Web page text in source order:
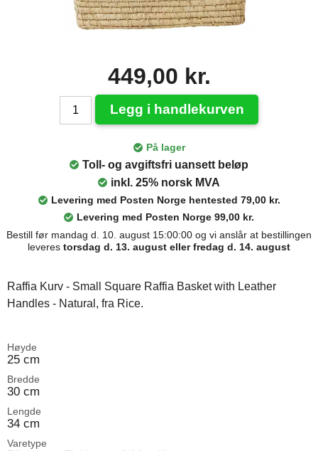
449,00 kr.
Legg i handlekurven
På lager
Toll- og avgiftsfri uansett beløp
inkl. 25% norsk MVA
Levering med Posten Norge hentested 79,00 kr.
Levering med Posten Norge 99,00 kr.
Bestill før mandag d. 10. august 15:00:00 og vi anslår at bestillingen
leveres torsdag d. 13. august eller fredag d. 14. august
Raffia Kurv - Small Square Raffia Basket with Leather
Handles - Natural, fra Rice.
Høyde
25 cm
Bredde
30 cm
Lengde
34 cm
Varetype